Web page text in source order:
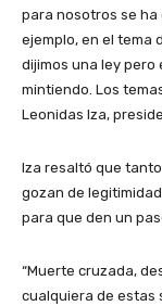
para nosotros se ha
ejemplo, en el tema
dijimos una ley pero
mintiendo. Los
Leonidas Iza,
Iza resaltó que
gozan de
para que den un
“Muerte cruzada,
cualquiera de estas